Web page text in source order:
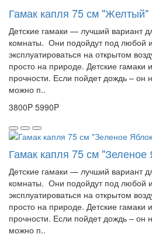
Гамак капля 75 см "Желтый"
Детские гамаки — лучший вариант
комнаты. Они подойдут под любой
эксплуатироваться на открытом
просто на природе. Детские
прочности. Если пойдет дождь – он
можно п..
3800P 5990P
Гамак капля 75 см "Зеленое
Детские гамаки — лучший вариант
комнаты. Они подойдут под любой
эксплуатироваться на открытом
просто на природе. Детские
прочности. Если пойдет дождь – он
можно п..